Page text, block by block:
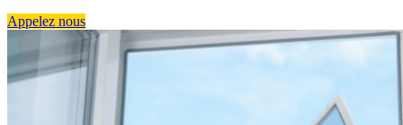
Appelez nous